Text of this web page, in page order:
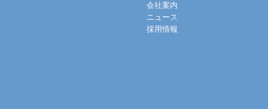
会社案内
ニュース
採用情報